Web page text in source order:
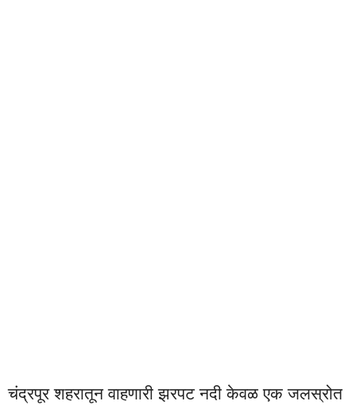
चंद्रपूर शहरातून वाहणारी झरपट नदी केवळ एक जलस्रोत